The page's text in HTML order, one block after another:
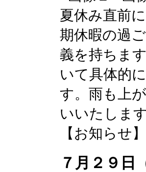
夏休み直前
期休暇の過
義を持ちま
いて具体的
す。雨も上
いいたします
【お知らせ
７月２９日